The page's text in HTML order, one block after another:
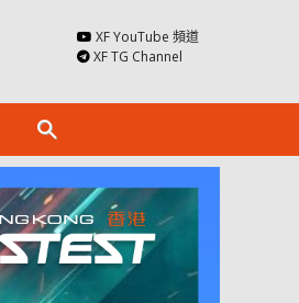
XF YouTube 頻道
XF TG Channel
search